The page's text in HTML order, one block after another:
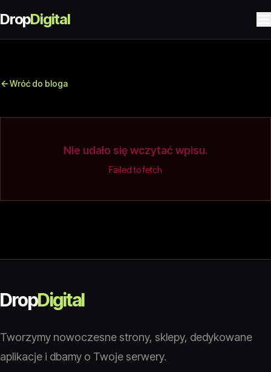
DropDigital
Wróć do bloga
Nie udało się wczytać wpisu.
Failed to fetch
DropDigital
Tworzymy nowoczesne strony, sklepy, dedykowane
aplikacje i dbamy o Twoje serwery.